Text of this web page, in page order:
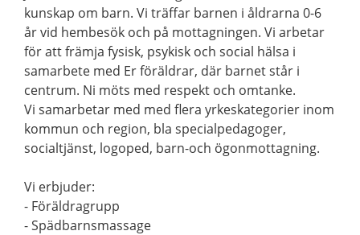
kunskap om barn. Vi träffar barnen i åldrarna 0-6
år vid hembesök och på mottagningen. Vi arbetar
för att främja fysisk, psykisk och social hälsa i
samarbete med Er föräldrar, där barnet står i
centrum. Ni möts med respekt och omtanke.
Vi samarbetar med med flera yrkeskategorier inom
kommun och region, bla specialpedagoger,
socialtjänst, logoped, barn-och ögonmottagning.
Vi erbjuder:
- Föräldragrupp
- Spädbarnsmassage